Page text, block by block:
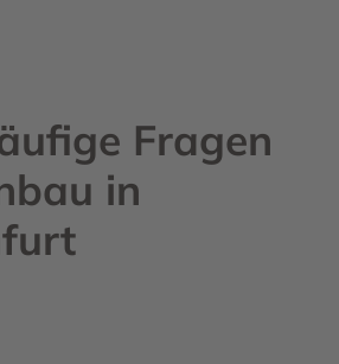
Fragen
in